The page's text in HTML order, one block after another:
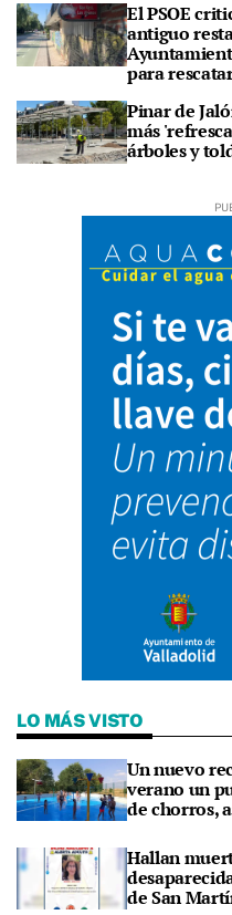
El PSOE
antiguo
para
Pinar de
más
árboles y
LO MÁS VISTO
Un nuevo
verano un
de chorros,
Hallan
de San